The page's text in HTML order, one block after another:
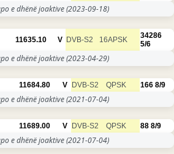
e dhënë joaktive(2023-09-18)
11635.10 V DVB-S2 16APSK
34286
5/6
e dhënë joaktive(2023-04-29)
11684.80 V DVB-S2 QPSK 166 8/9
e dhënë joaktive(2021-07-04)
11689.00 V DVB-S2 QPSK 88 8/9
e dhënë joaktive(2021-07-04)